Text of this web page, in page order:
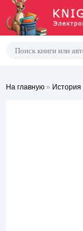
На главную » История